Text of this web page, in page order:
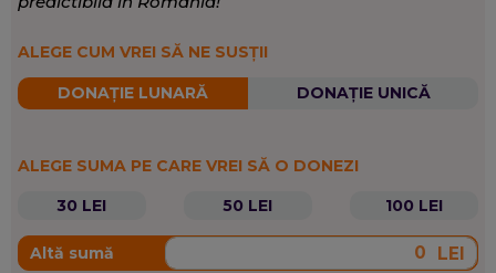
ALEGE CUM VREI SĂ NE SUSȚII
DONAȚIE LUNARĂ DONAȚIE UNICĂ
ALEGE SUMA PE CARE VREI SĂ O DONEZI
30 LEI
50 LEI 100 LEI
Altă sumă LEI